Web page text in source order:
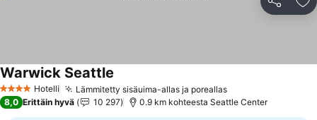
Jaa
4 Tähtiluokitus
Hotelli Lämmitetty sisäuima-allas ja poreallas
Warwick Seattle
8,0 Erittäin hyvä 10 297 0.9 km kohteesta Seattle Center